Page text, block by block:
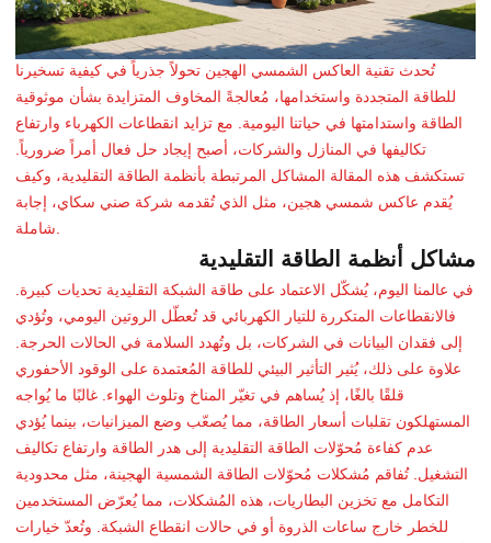
تُحدث تقنية العاكس الشمسي الهجين تحولاً جذرياً في كيفية تسخيرنا
للطاقة المتجددة واستخدامها، مُعالجةً المخاوف المتزايدة بشأن موثوقية
الطاقة واستدامتها في حياتنا اليومية. مع تزايد انقطاعات الكهرباء وارتفاع
تكاليفها في المنازل والشركات، أصبح إيجاد حل فعال أمراً ضرورياً.
تستكشف هذه المقالة المشاكل المرتبطة بأنظمة الطاقة التقليدية، وكيف
يُقدم عاكس شمسي هجين، مثل الذي تُقدمه شركة صني سكاي، إجابة
شاملة.
مشاكل أنظمة الطاقة التقليدية
في عالمنا اليوم، يُشكّل الاعتماد على طاقة الشبكة التقليدية تحديات كبيرة.
فالانقطاعات المتكررة للتيار الكهربائي قد تُعطّل الروتين اليومي، وتُؤدي
إلى فقدان البيانات في الشركات، بل وتُهدد السلامة في الحالات الحرجة.
علاوة على ذلك، يُثير التأثير البيئي للطاقة المُعتمدة على الوقود الأحفوري
قلقًا بالغًا، إذ يُساهم في تغيّر المناخ وتلوث الهواء. غالبًا ما يُواجه
المستهلكون تقلبات أسعار الطاقة، مما يُصعّب وضع الميزانيات، بينما يُؤدي
عدم كفاءة مُحوّلات الطاقة التقليدية إلى هدر الطاقة وارتفاع تكاليف
التشغيل. تُفاقم مُشكلات مُحوّلات الطاقة الشمسية الهجينة، مثل محدودية
التكامل مع تخزين البطاريات، هذه المُشكلات، مما يُعرّض المستخدمين
للخطر خارج ساعات الذروة أو في حالات انقطاع الشبكة. وتُعدّ خيارات